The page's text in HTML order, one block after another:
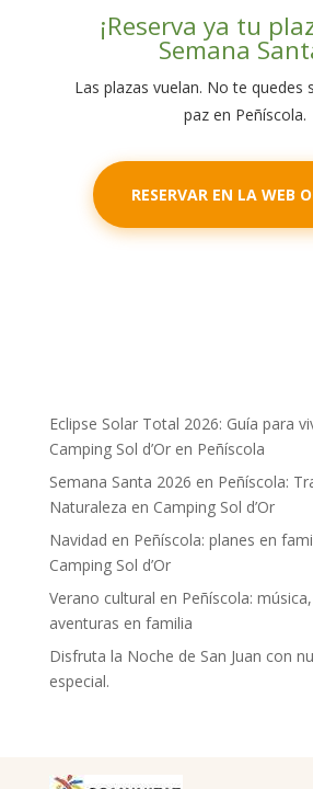
¡Reserva ya tu
Semana
Las plazas vuelan. No te quedes
paz en Peñíscola.
RESERVAR EN LA WEB
Eclipse Solar Total 2026: Guía para
Camping Sol d’Or en Peñíscola
Semana Santa 2026 en Peñíscola:
Naturaleza en Camping Sol d’Or
Navidad en Peñíscola: planes en
Camping Sol d’Or
Verano cultural en Peñíscola:
aventuras en familia
Disfruta la Noche de San Juan con
especial.